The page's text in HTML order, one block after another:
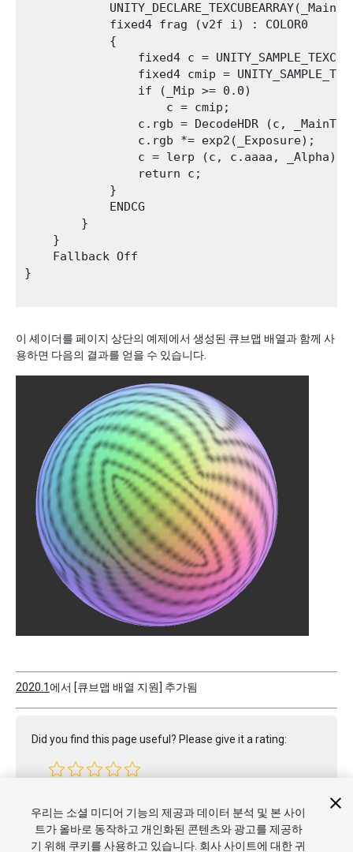
            fixed4 frag (v2f i) : COLOR0
            {
fixed4 c =
fixed4 cmip =
                if (_Mip >= 0.0)
                    c = cmip;
c.rgb = DecodeHDR (c,
                c.rgb *= exp2(_Exposure);
                c = lerp (c, c.aaaa, _Alpha);
                return c;
            }
            ENDCG
        }
    }
    Fallback Off
}
이 셰이더를 페이지 상단의 예제에서 생성된 큐브맵 배열과 함께 사
용하면 다음의 결과를 얻을 수 있습니다.
2020.1에서 [큐브맵 배열 지원] 추가됨
Did you find this page useful? Please give it a rating:
우리는 소셜 미디어 기능의 제공과 데이터 분석 및 본 사이
트가 올바로 동작하고 개인화된 콘텐츠와 광고를 제공하
기 위해 쿠키를 사용하고 있습니다. 회사 사이트에 대한 귀